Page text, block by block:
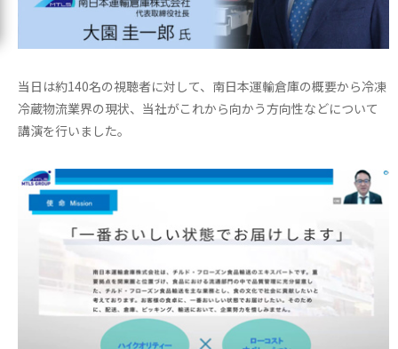
当日は約140名の視聴者に対して、南日本運輸倉庫の概要から冷凍
冷蔵物流業界の現状、当社がこれから向かう方向性などについて
講演を行いました。